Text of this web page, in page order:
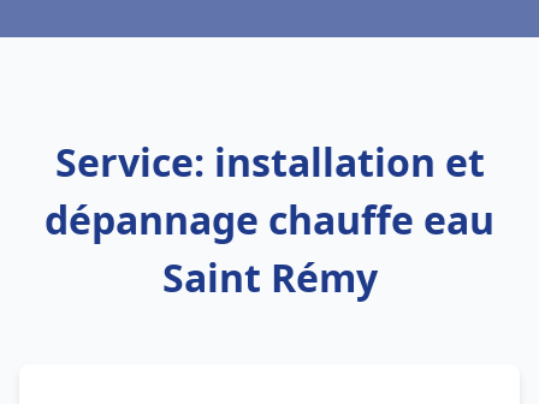
Service: installation et
dépannage chauffe eau
Saint Rémy